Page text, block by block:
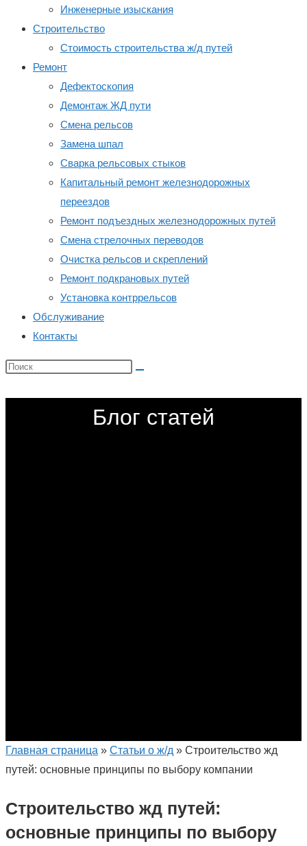
Инженерные изыскания
Строительство
Стоимость строительства ж/д путей
Ремонт
Дефектоскопия
Демонтаж ЖД пути
Смена рельсов
Замена шпал
Сварка рельсовых стыков
Капитальный ремонт железнодорожных
переездов
Ремонт подъездных железнодорожных путей
Смена стрелочных переводов
Очистка рельсов и скреплений
Ремонт подкрановых путей
Установка контррельсов
Обслуживание
Контакты
Блог статей
Главная страница » Статьи о ж/д » Строительство жд
путей: основные принципы по выбору компании
Строительство жд путей:
основные принципы по выбору